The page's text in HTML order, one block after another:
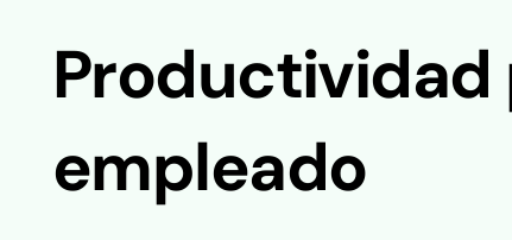
Productividad
empleado